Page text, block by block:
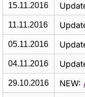
15.11.2016
11.11.2016
05.11.2016
04.11.2016
29.10.2016 NEW: